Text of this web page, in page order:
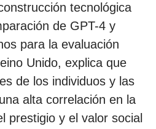
tecnológica
de GPT-4 y
para la evaluación
Unido, explica que
de los individuos y las
alta correlación en la
prestigio y el valor social